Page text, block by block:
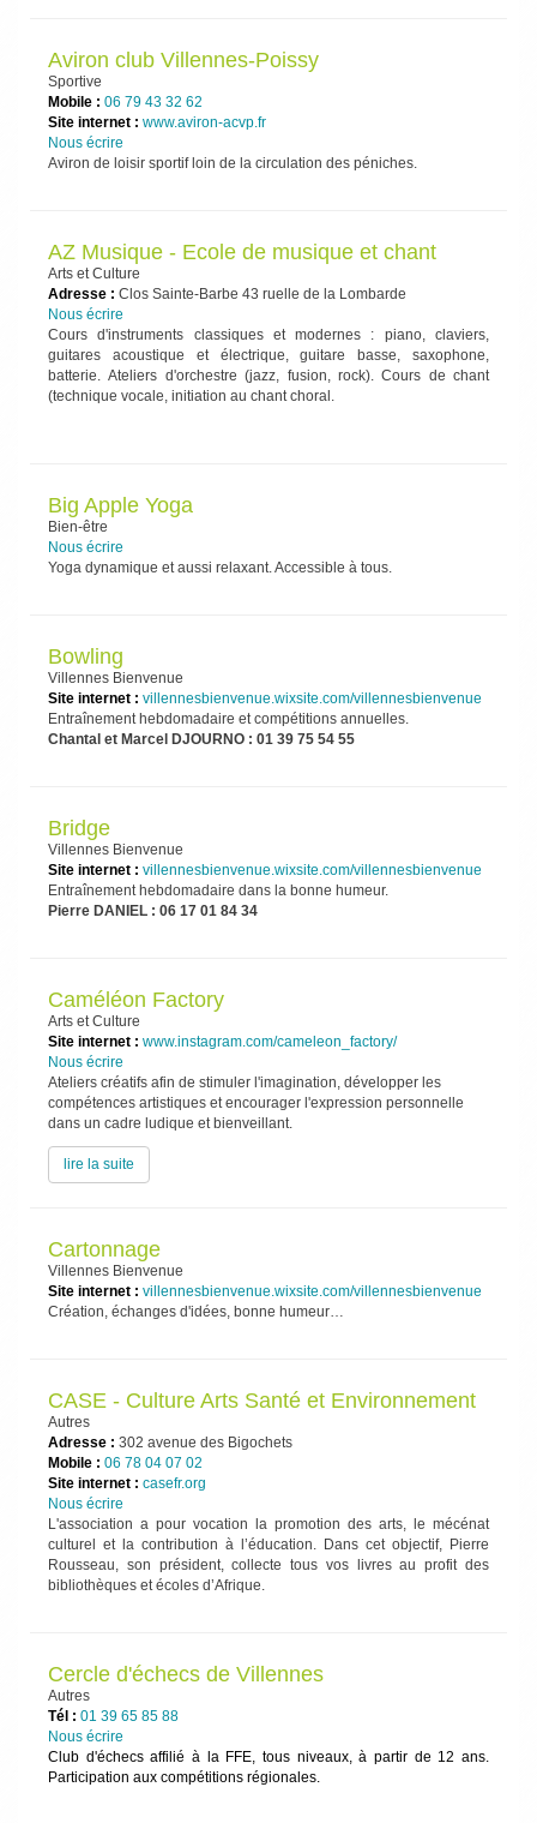
Aviron club Villennes-Poissy
Sportive
Mobile : 06 79 43 32 62
Site internet : www.aviron-acvp.fr
Nous écrire
Aviron de loisir sportif loin de la circulation des péniches.
AZ Musique - Ecole de musique et chant
Arts et Culture
Adresse : Clos Sainte-Barbe 43 ruelle de la Lombarde
Nous écrire
Cours d'instruments classiques et modernes : piano, claviers,
guitares acoustique et électrique, guitare basse, saxophone,
batterie.Ateliers d'orchestre (jazz, fusion, rock).Cours de chant
(technique vocale, initiation au chant choral.
Big Apple Yoga
Bien-être
Nous écrire
Yoga dynamique et aussi relaxant. Accessible à tous.
Bowling
Villennes Bienvenue
Site internet : villennesbienvenue.wixsite.com/villennesbienvenue
Entraînement hebdomadaire et compétitions annuelles.
Chantal et Marcel DJOURNO : 01 39 75 54 55
Bridge
Villennes Bienvenue
Site internet : villennesbienvenue.wixsite.com/villennesbienvenue
Entraînement hebdomadaire dans la bonne humeur.
Pierre DANIEL : 06 17 01 84 34
Caméléon Factory
Arts et Culture
Site internet : www.instagram.com/cameleon_factory/
Nous écrire
Ateliers créatifs afin de stimuler l'imagination, développer les
compétences artistiques et encourager l'expression personnelle
dans un cadre ludique et bienveillant.
lire la suite
Cartonnage
Villennes Bienvenue
Site internet : villennesbienvenue.wixsite.com/villennesbienvenue
Création, échanges d'idées, bonne humeur…
CASE - Culture Arts Santé et Environnement
Autres
Adresse : 302 avenue des Bigochets
Mobile : 06 78 04 07 02
Site internet : casefr.org
Nous écrire
L'association a pour vocation la promotion des arts, le mécénat
culturel et la contribution à l’éducation. Dans cet objectif, Pierre
Rousseau, son président, collecte tous vos livres au profit des
bibliothèques et écoles d’Afrique.
Cercle d'échecs de Villennes
Autres
Tél : 01 39 65 85 88
Nous écrire
Club d'échecs affilié à la FFE, tous niveaux, à partir de 12 ans.
Participation aux compétitions régionales.